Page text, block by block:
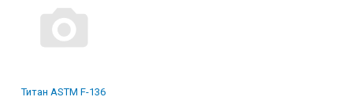
Титан ASTM F-136